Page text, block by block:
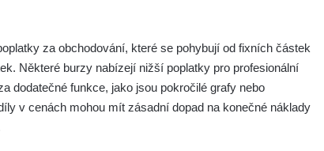
za obchodování, které se pohybují od fixních částek
Některé burzy nabízejí nižší poplatky pro profesionální
dodatečné funkce, jako jsou pokročilé grafy nebo
v cenách mohou mít zásadní dopad na konečné náklady